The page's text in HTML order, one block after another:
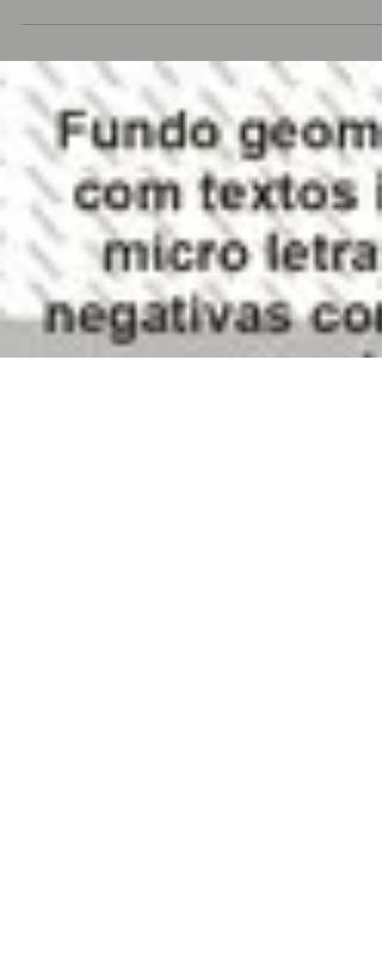
estrada solar do mundo
A França inaugurou nesta quinta-feira (22) a
primeira estrada solar do mundo. A rodovia é
pavimentada com painéis solares capazes
de...